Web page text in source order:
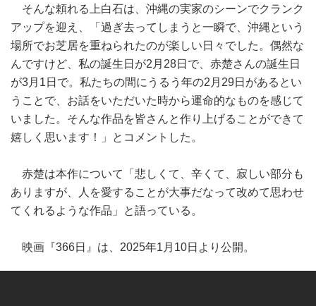
そんな頼れる上白石は、沖縄の実家のシーンでクランク
アップを迎え、「過ぎ去ってしまうと一瞬で、沖縄という
場所でお芝居を重ねられたのが楽しい日々でした。偶然な
んですけど、私の誕生日が2月28日で、赤楚さんの誕生日
が3月1日で。私たちの間にうるう年の2月29日があるとい
うことで、お話をいただいた時から運命的なものを感じて
いました。そんな作品を皆さんと作り上げることができて
嬉しく思います！」とコメントした。
赤楚は本作について「悲しくて、辛くて、寂しい部分も
ありますが、人を愛することが大事だなって改めて思わせ
てくれるような作品」と語っている。
映画『366日』は、2025年1月10日より公開。